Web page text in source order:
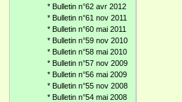
* Bulletin n°62 avr 2012
* Bulletin n°61 nov 2011
* Bulletin n°60 mai 2011
* Bulletin n°59 nov 2010
* Bulletin n°58 mai 2010
* Bulletin n°57 nov 2009
* Bulletin n°56 mai 2009
* Bulletin n°55 nov 2008
* Bulletin n°54 mai 2008